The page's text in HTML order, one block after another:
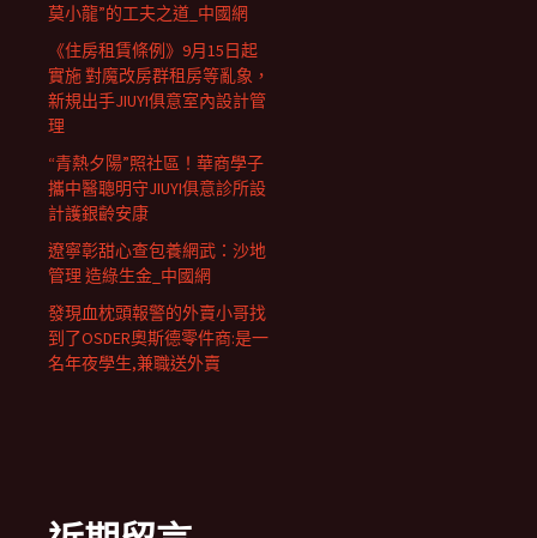
莫小龍”的工夫之道_中國網
《住房租賃條例》9月15日起
實施 對魔改房群租房等亂象，
新規出手JIUYI俱意室內設計管
理
“青熱夕陽”照社區！華商學子
攜中醫聰明守JIUYI俱意診所設
計護銀齡安康
遼寧彰甜心查包養網武：沙地
管理 造綠生金_中國網
發現血枕頭報警的外賣小哥找
到了OSDER奧斯德零件商:是一
名年夜學生,兼職送外賣